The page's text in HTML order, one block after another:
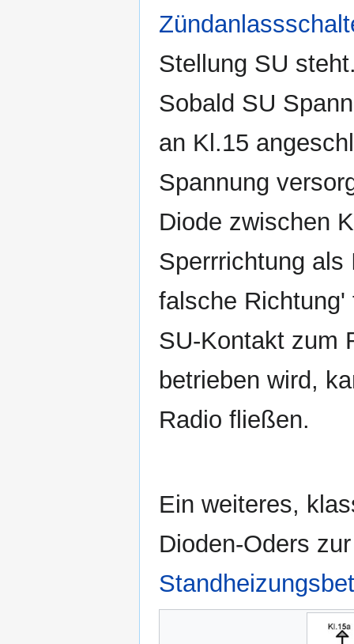
Stellung SU
Sobald SU
an Kl.15
Spannung
Diode zwischen
Sperrrichtung
falsche
SU-Kontakt zum
betrieben wird,
Radio fließen.
Ein weiteres,
Dioden-Oders